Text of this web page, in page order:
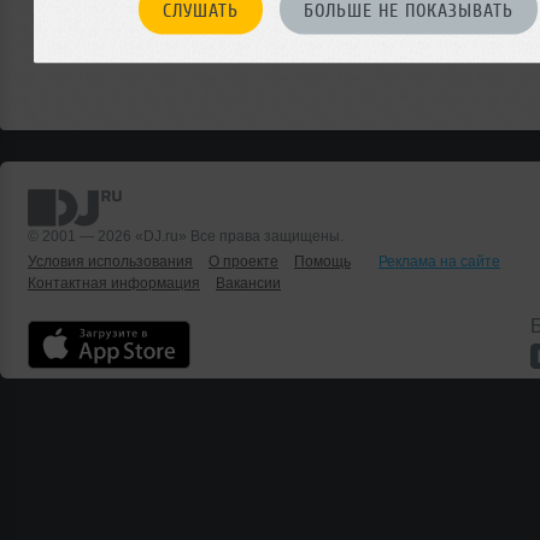
СЛУШАТЬ БОЛЬШЕ НЕ ПОКАЗЫВАТЬ
© 2001 — 2026 «DJ.ru» Все права защищены.
Условия использования
О проекте Помощь
Реклама на сайте
Контактная информация
Вакансии